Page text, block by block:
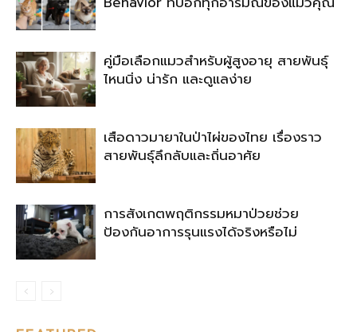
คู่มือเลือกแมวสำหรับผู้สูงอายุ สายพันธุ์
ไหนนิ่ง น่ารัก และดูแลง่าย
เสือดาวมายาในป่าไผ่ของไทย เรื่องราว
สายพันธุ์ลึกลับและถิ่นอาศัย
การสังเกตพฤติกรรมหมาป่วยช่วย
ป้องกันอาการรุนแรงได้จริงหรือไม่